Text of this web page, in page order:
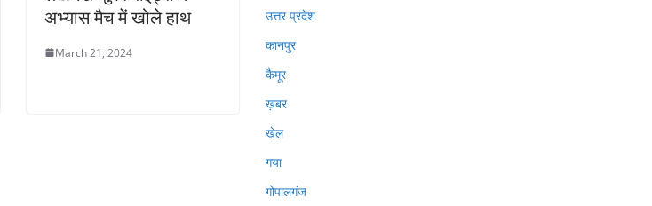
अभ्यास मैच में खोले हाथ
March 21, 2024
उत्तर प्रदेश
कानपुर
कैमूर
ख़बर
खेल
गया
गोपालगंज